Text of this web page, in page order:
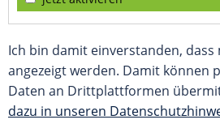
Ich bin damit einverstanden,
angezeigt werden. Damit können
Daten an Drittplattformen
dazu in unseren